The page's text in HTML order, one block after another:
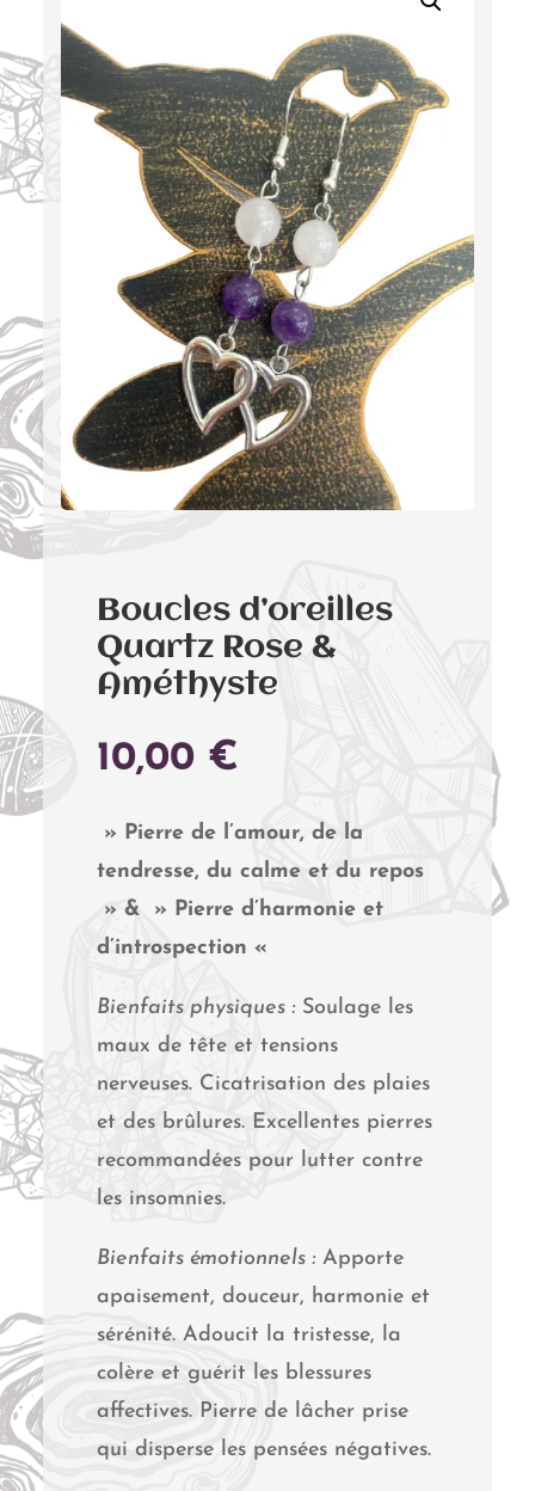
Boucles d’oreilles
Quartz Rose &
Améthyste
10,00 €
» Pierre de l’amour, de la
tendresse, du calme et du repos
» & » Pierre d’harmonie et
d’introspection «
Bienfaits physiques :Soulage les
maux de tête et tensions
nerveuses. Cicatrisation des plaies
et des brûlures. Excellentes pierres
recommandées pour lutter contre
les insomnies.
Bienfaits émotionnels :Apporte
apaisement, douceur, harmonie et
sérénité. Adoucit la tristesse, la
colère et guérit les blessures
affectives. Pierre de lâcher prise
qui disperse les pensées négatives.